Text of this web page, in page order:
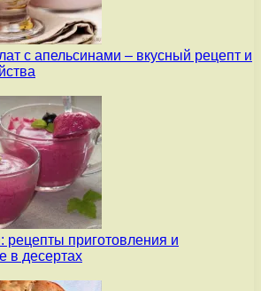
с апельсинами – вкусный рецепт и
рецепты приготовления и
в десертах